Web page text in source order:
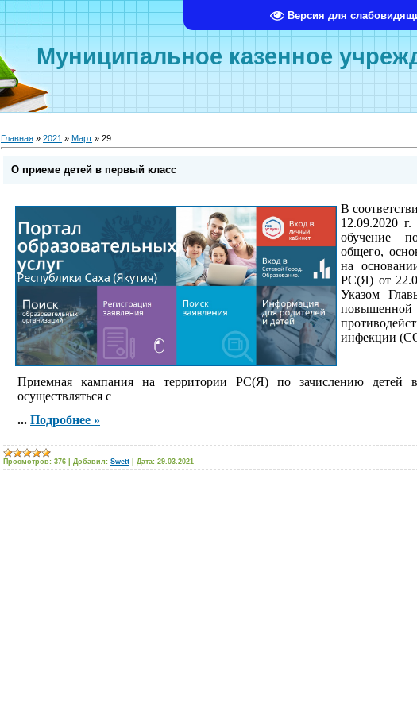
Версия для
Муниципальное казенное
Главная » 2021 » Март » 29
О приеме детей в первый класс
В
12.09.2020
обучение
общего,
на
РС(Я) от
Указом
повышенной
инфекции
Приемная кампания на территории РС(Я) по зачислению детей
осуществляться с
... Подробнее »
Просмотров: 376 Добавил: Swett Дата: 29.03.2021